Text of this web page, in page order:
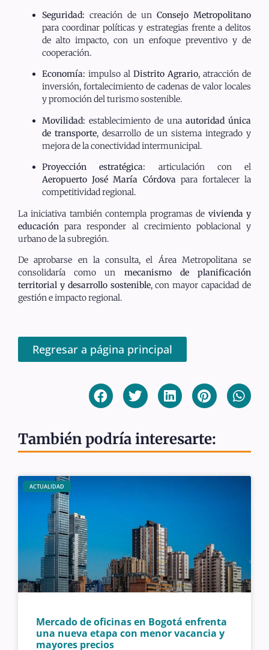
Seguridad: creación de un Consejo Metropolitano
para coordinar políticas y estrategias frente a delitos
de alto impacto, con un enfoque preventivo y de
cooperación.
Economía: impulso al Distrito Agrario, atracción de
inversión, fortalecimiento de cadenas de valor locales
y promoción del turismo sostenible.
Movilidad: establecimiento de una autoridad única
de transporte, desarrollo de un sistema integrado y
mejora de la conectividad intermunicipal.
Proyección estratégica: articulación con el
Aeropuerto José María Córdovapara fortalecer la
competitividad regional.
La iniciativa también contempla programas de vivienda y
educación para responder al crecimiento poblacional y
urbano de la subregión.
De aprobarse en la consulta, el Área Metropolitana se
consolidaría como un mecanismo de planificación
territorial y desarrollo sostenible, con mayor capacidad de
gestión e impacto regional.
Regresar a página principal
También podría interesarte:
ACTUALIDAD
Mercado de oficinas en Bogotá enfrenta
una nueva etapa con menor vacancia y
mayores precios